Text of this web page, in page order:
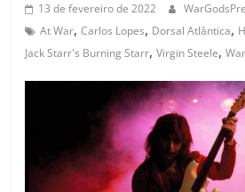
13 de fevereiro de 2022
At War,Carlos Lopes, Dorsal Atlântica,
Jack Starr's Burning Starr,Virgin Steele,